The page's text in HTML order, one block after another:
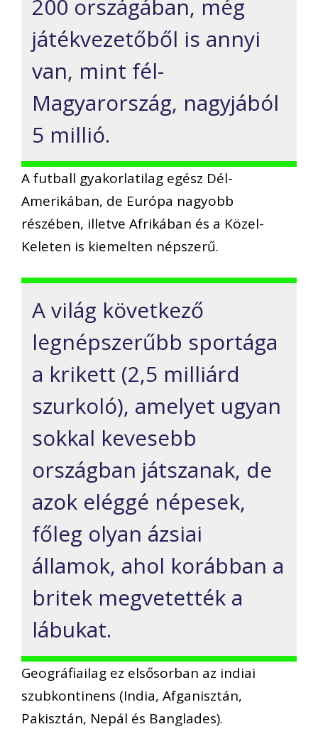
200 országában, még
játékvezetőből is annyi
van, mint fél-
Magyarország, nagyjából
5 millió.
A futball gyakorlatilag egész Dél-
Amerikában, de Európa nagyobb
részében, illetve Afrikában és a Közel-
Keleten is kiemelten népszerű.
A világ következő
legnépszerűbb sportága
a krikett (2,5 milliárd
szurkoló), amelyet ugyan
sokkal kevesebb
országban játszanak, de
azok eléggé népesek,
főleg olyan ázsiai
államok, ahol korábban a
britek megvetették a
lábukat.
Geográfiailag ez elsősorban az indiai
szubkontinens (India, Afganisztán,
Pakisztán, Nepál és Banglades).